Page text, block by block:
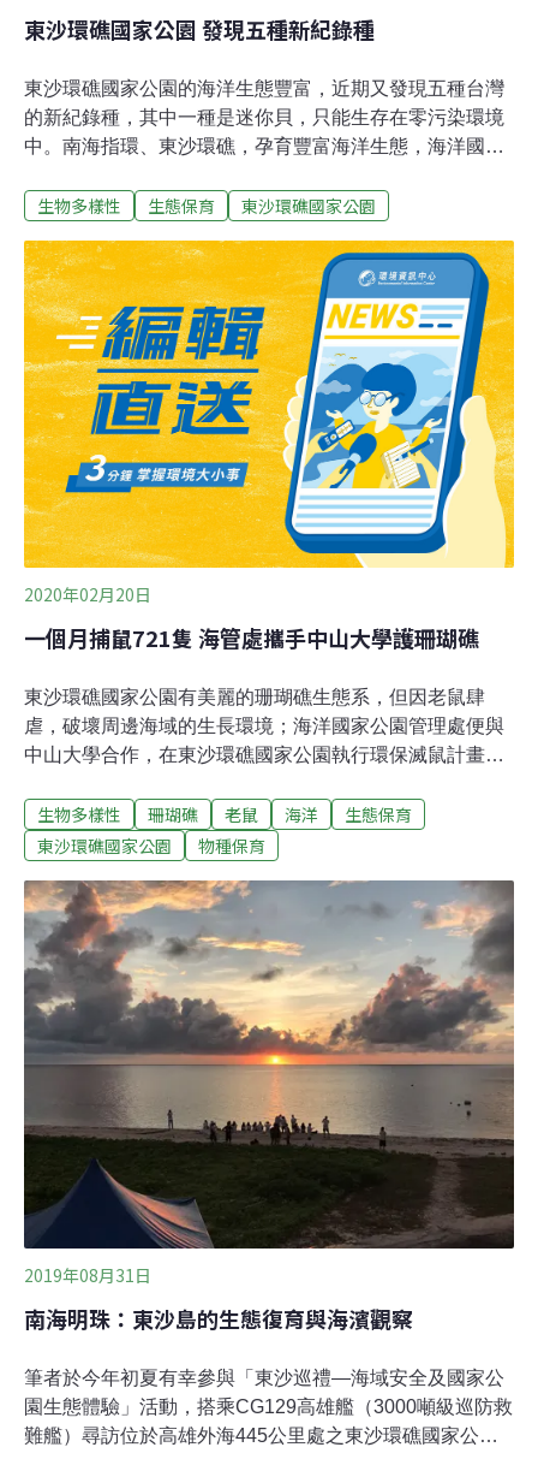
東沙環礁國家公園 發現五種新紀錄種
東沙環礁國家公園的海洋生態豐富，近期又發現五種台灣
的新紀錄種，其中一種是迷你貝，只能生存在零污染環境
中。南海指環、東沙環礁，孕育豐富海洋生態，海洋國家
種，其中只有2毫米大小的迷你貝，為豆濱螺屬，是在進
學生物資源系副教授邱郁文說明，「牠的個體因為比較
小，然後牠必須要棲息在，比較未受干擾的岩礁，台灣其
他海岸大概這些地方，都已經被水利設施，或者是海岸的
工程破壞掉。」此次年度調查，共發現五種台灣新紀錄
種，除了一種貝類，還有四種蟹類。方形背甲上有斑駁紋
路、大螯為黃橙色的「度馬卡擬相手蟹」，大小約兩公
分，台灣並未發現過牠，而牠存在於東沙島，是在南中國
海分布的最北界。
生物多樣性 生態保育 東沙環礁國家公園
2020年02月20日
一個月捕鼠721隻 海管處攜手中山大學護珊瑚礁
東沙環礁國家公園有美麗的珊瑚礁生態系，但因老鼠肆
虐，破壞周邊海域的生長環境；海洋國家公園管理處便與
中山大學合作，在東沙環礁國家公園執行環保滅鼠計畫，
公園座落於台灣南海的北端，環礁上的東沙島僅駐有百餘
人員，老鼠卻為數眾多，這些老鼠並非原生於東沙島，而
間，使得牠們大量繁殖增加。營建署今天發布新聞稿指
出，據Nature期刊的研究指出，人為引入的老鼠，因取食
島嶼上原生的生物，將改變自然的營養循環，不僅干擾陸
域生態，也會影響島嶼周邊海域藻類及魚類的生長，破壞
珊瑚礁生態系健康。
生物多樣性 珊瑚礁 老鼠 海洋
生態保育
東沙環礁國家公園
物種保育
2019年08月31日
南海明珠：東沙島的生態復育與海濱觀察
筆者於今年初夏有幸參與「東沙巡禮—海域安全及國家公
園生態體驗」活動，搭乘CG129高雄艦（3000噸級巡防救
難艦）尋訪位於高雄外海445公里處之東沙環礁國家公